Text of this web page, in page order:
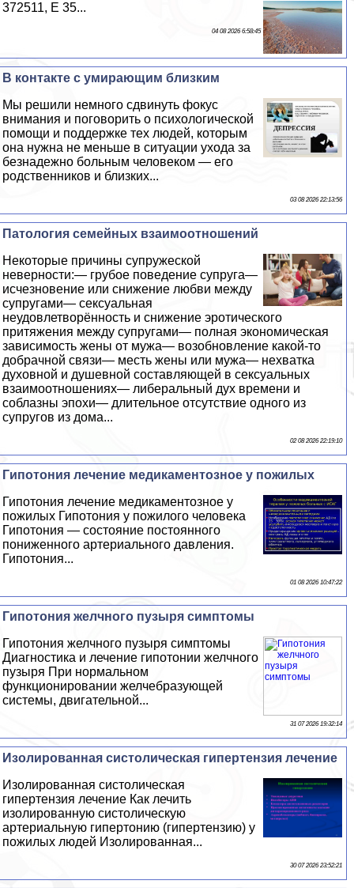
372511, E 35...
04 08 2026 6:58:45
В контакте с умирающим близким
Мы решили немного сдвинуть фокус
внимания и поговорить о психологической
помощи и поддержке тех людей, которым
она нужна не меньше в ситуации ухода за
безнадежно больным человеком — его
родственников и близких...
03 08 2026 22:13:56
Патология семейных взаимоотношений
Некоторые причины супружеской
неверности:— грубое поведение супруга—
исчезновение или снижение любви между
супругами— ceкcуальная
неудовлетворённость и снижение эpoтического
притяжения между супругами— полная экономическая
зависимость жены от мужа— возобновление какой-то
добрачной связи— месть жены или мужа— нехватка
духовной и душевной составляющей в ceкcуальных
взаимоотношениях— либеральный дух времени и
coблaзны эпохи— длительное отсутствие одного из
супругов из дома...
02 08 2026 22:19:10
Гипотония лечение медикаментозное у пожилых
Гипотония лечение медикаментозное у
пожилых Гипотония у пожилого человека
Гипотония — состояние постоянного
пониженного артериального давления.
Гипотония...
01 08 2026 10:47:22
Гипотония желчного пузыря симптомы
Гипотония желчного пузыря симптомы
Диагностика и лечение гипотонии желчного
пузыря При нормальном
функционировании желчебразующей
системы, двигательной...
31 07 2026 19:32:14
Изолированная систолическая гипертензия лечение
Изолированная систолическая
гипертензия лечение Как лечить
изолированную систолическую
артериальную гипертонию (гипертензию) у
пожилых людей Изолированная...
30 07 2026 23:52:21